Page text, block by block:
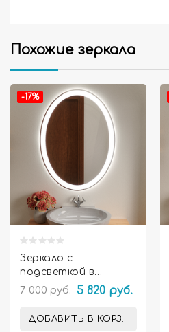
Похожие зеркала

-17%
Зеркало с
подсветкой в
ванную комнату
7 000 руб. 5 820 руб.
ДОБАВИТЬ В КОРЗИНУ